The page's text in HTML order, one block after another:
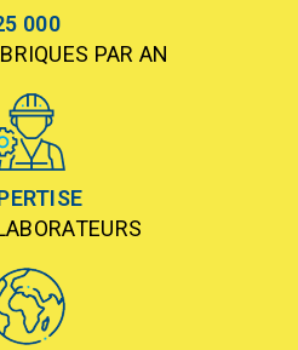
000
PAR AN